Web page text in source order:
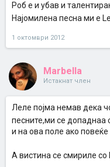
Роб е и убав и
Најомилена песна ми е
1 октомври 2012
Marbella
Истакнат член
Леле појма немав дека
песните,ми се допаднаа
и на ова поле ако повеќе
А вистина се смириле со